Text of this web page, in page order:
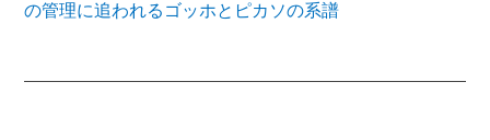
の管理に追われるゴッホとピカソの系譜